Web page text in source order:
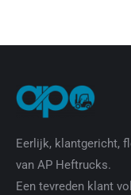
Eerlijk, klantgericht,
van AP Heftrucks.
Een tevreden klant